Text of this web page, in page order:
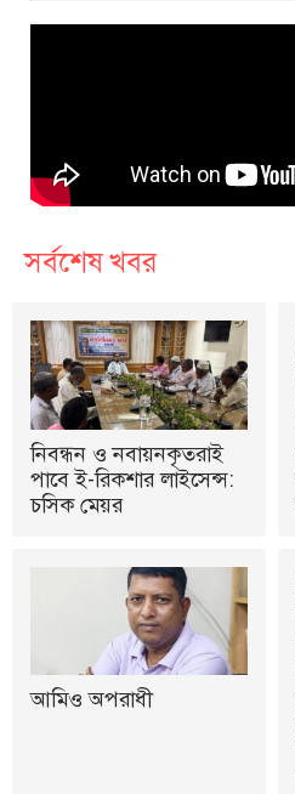
সর্বশেষ খবর
নিবন্ধন ও নবায়নকৃতরাই
পাবে ই-রিকশার লাইসেন্স:
চসিক মেয়র
আমিও অপরাধী